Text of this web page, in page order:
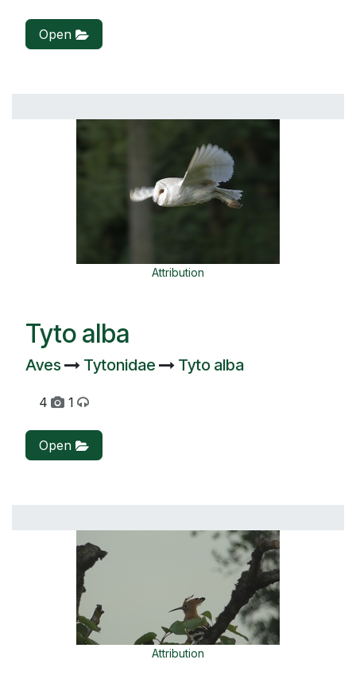
Open
Attribution
Tyto alba
Aves Tytonidae Tyto alba
4 1
Open
Attribution